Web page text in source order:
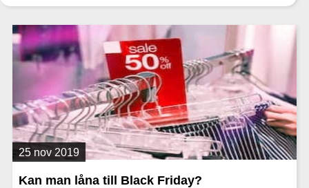
25 nov 2019
Kan man låna till Black Friday?